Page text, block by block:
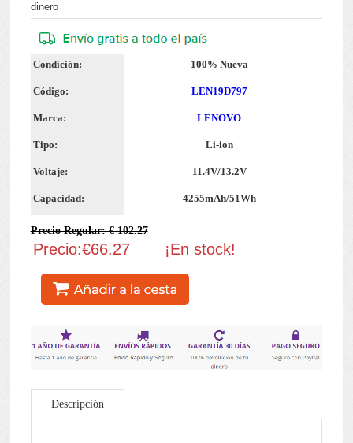
dinero
Condición: 100% Nueva
Código: LEN19D797
Marca: LENOVO
Tipo: Li-ion
Voltaje: 11.4V/13.2V
Capacidad: 4255mAh/51Wh
Precio Regular: € 102.27
Precio:€66.27 ¡En stock!
Descripción